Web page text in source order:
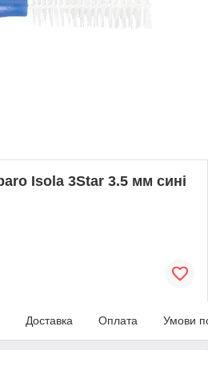
Isola 3Star 3.5 мм сині
Доставка Оплата Умови